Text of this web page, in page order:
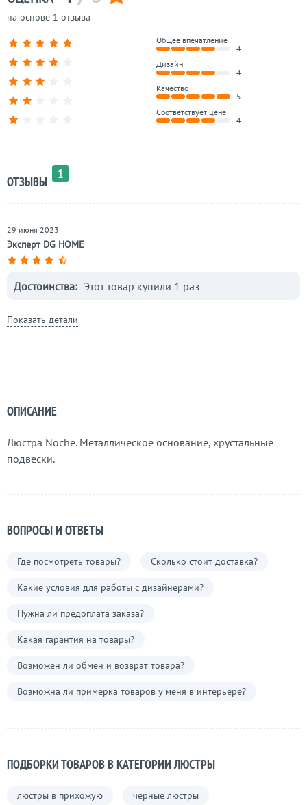
ОПИСАНИЕ
Люстра Noche. Металлическое основание, хрустальные
подвески.
ВОПРОСЫ И ОТВЕТЫ
Где посмотреть товары? Сколько стоит доставка?
Какие условия для работы с дизайнерами?
Нужна ли предоплата заказа?
Какая гарантия на товары?
Возможен ли обмен и возврат товара?
Возможна ли примерка товаров у меня в интерьере?
ПОДБОРКИ ТОВАРОВ В КАТЕГОРИИ ЛЮСТРЫ
люстры в прихожую черные люстры
на основе 1 отзыва
Общее впечатление
4
Дизайн
4
Качество
5
Соответствует цене
4
ОТЗЫВЫ
1
Эксперт DG HOME
29 июня 2023
Достоинства: Этот товар купили 1 раз
Показать детали